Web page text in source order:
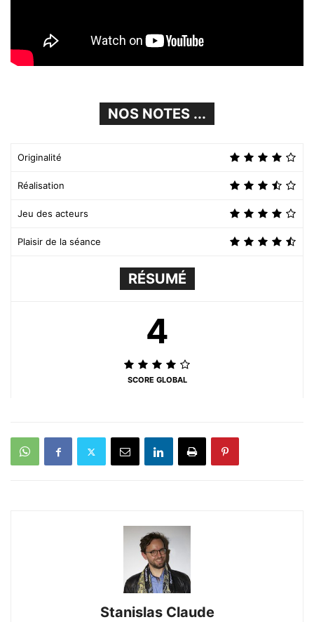
NOS NOTES ...
Originalité
Réalisation
Jeu des acteurs
Plaisir de la séance
RÉSUMÉ
4
SCORE GLOBAL
Stanislas Claude